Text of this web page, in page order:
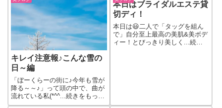
キレイ注意報♪こんな雪の
日～編
「ぼーくらーの街に♪今年も雪が
降る～～♪」って頭の中で、曲が
流れている私(*^^...続きをもっと
見る
本日はブライダルエステ貸
切ディ！
本日は😃二人で「タッグを組ん
で」自分至上最高の美肌&美ボデ
ィー！とびっきり美しく...続き